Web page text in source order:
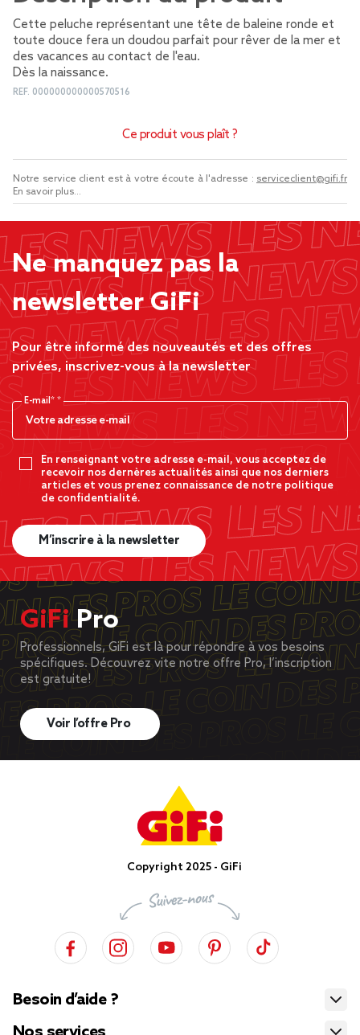
Cette peluche représentant une tête de baleine ronde et
toute douce fera un doudou parfait pour rêver de la mer et
des vacances au contact de l'eau.
Dès la naissance.
REF. 000000000000570516
Ce produit vous plaît ?
Notre service client est à votre écoute à l'adresse : serviceclient@gifi.fr
En savoir plus...
Ne manquez pas la
newsletter GiFi
Pour être informé des nouveautés et des offres
privées, inscrivez-vous à la newsletter
E-mail*
En renseignant votre adresse e-mail, vous acceptez de
recevoir nos dernères actualités ainsi que nos derniers
articles et vous prenez connaissance de notre politique
de confidentialité.
M’inscrire à la newsletter
GiFiPro
Professionnels, GiFi est là pour répondre à vos besoins
spécifiques. Découvrez vite notre offre Pro, l’inscription
est gratuite!
Voir l’offre Pro
Copyright 2025 - GiFi
Besoin d’aide ?